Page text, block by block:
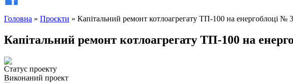
Головна » Проєкти » Капітальний ремонт котлоагрегату ТП-100 на енергоблоці №
Капітальний ремонт котлоагрегату ТП-100 на
Статус проекту
Виконаний проект